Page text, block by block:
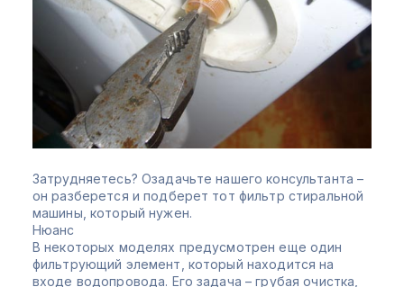
Затрудняетесь? Озадачьте нашего консультанта –
он разберется и подберет тот фильтр стиральной
машины, который нужен.
Нюанс
В некоторых моделях предусмотрен еще один
фильтрующий элемент, который находится на
входе водопровода. Его задача – грубая очистка,